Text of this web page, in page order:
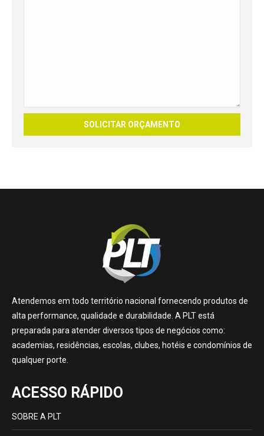
Atendemos em todo território nacional fornecendo produtos de
alta performance, qualidade e durabilidade. A PLT está
preparada para atender diversos tipos de negócios como:
academias, residências, escolas, clubes, hotéis e condomínios de
qualquer porte.
ACESSO RÁPIDO
SOBRE A PLT